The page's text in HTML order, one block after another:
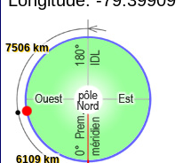
6109 km
7506 km